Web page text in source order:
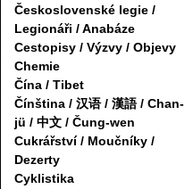
Československé legie /
Legionáři / Anabáze
Cestopisy / Výzvy / Objevy
Chemie
Čína / Tibet
Čínština / 汉语 / 漢語 / Chan-
jü / 中文 / Čung-wen
Cukrářství / Moučníky /
Dezerty
Cyklistika